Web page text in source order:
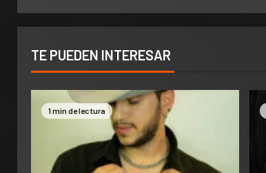
TE PUEDEN INTERESAR
1 min de lectura